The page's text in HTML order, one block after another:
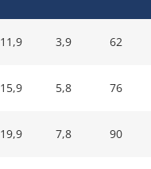
11,9 3,9 62
15,9 5,8 76
19,9 7,8 90